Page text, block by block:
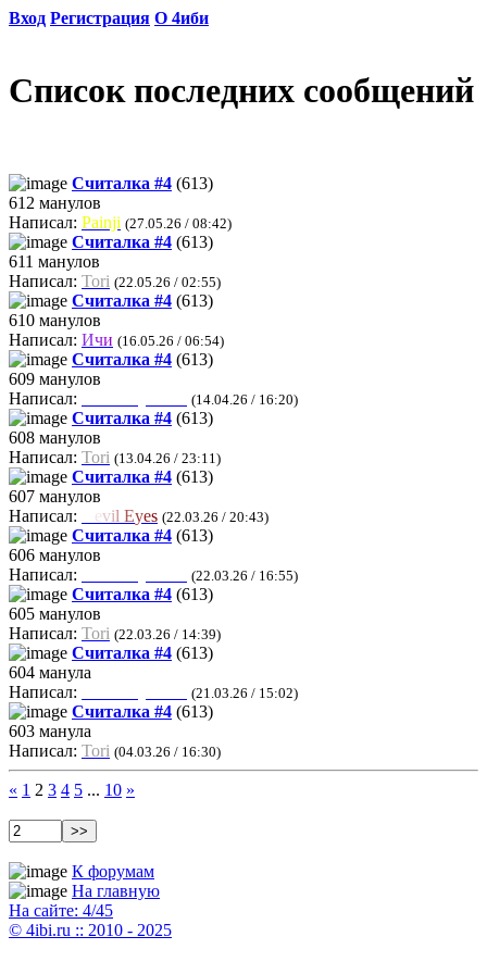
Вход Регистрация О 4иби
Список последних сообщений
Считалка #4 (613)
612 манулов
Написал: Painji (27.05.26 / 08:42)
Считалка #4 (613)
611 манулов
Написал: Tori (22.05.26 / 02:55)
Считалка #4 (613)
610 манулов
Написал: Ичи (16.05.26 / 06:54)
Считалка #4 (613)
609 манулов
Написал:
(14.04.26 / 16:20)
Считалка #4 (613)
608 манулов
Написал: Tori (13.04.26 / 23:11)
Считалка #4 (613)
607 манулов
Написал:
evil Eyes (22.03.26 / 20:43)
Считалка #4 (613)
606 манулов
Написал:
(22.03.26 / 16:55)
Считалка #4 (613)
605 манулов
Написал: Tori (22.03.26 / 14:39)
Считалка #4 (613)
604 манула
Написал:
(21.03.26 / 15:02)
Считалка #4 (613)
603 манула
Написал: Tori (04.03.26 / 16:30)
« 1 2 3 4 5 ... 10 »
К форумам
На главную
На сайте: 4/45
© 4ibi.ru :: 2010 - 2025